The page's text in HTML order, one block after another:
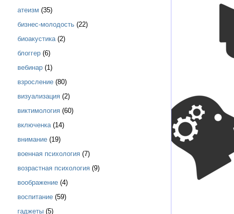
атеизм (35)
бизнес-молодость (22)
биоакустика (2)
блоггер (6)
вебинар (1)
взросление (80)
визуализация (2)
виктимология (60)
включенка (14)
внимание (19)
военная психология (7)
возрастная психология (9)
воображение (4)
воспитание (59)
гаджеты (5)